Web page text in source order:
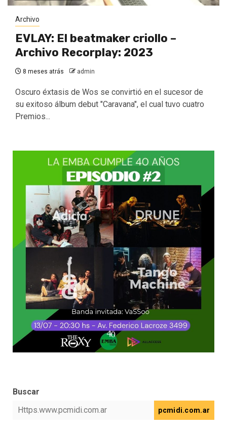
Archivo
EVLAY: El beatmaker criollo –
Archivo Recorplay: 2023
8 meses atrás admin
Oscuro éxtasis de Wos se convirtió en el sucesor de
su exitoso álbum debut "Caravana", el cual tuvo cuatro
Premios...
Buscar
pcmidi.com.ar